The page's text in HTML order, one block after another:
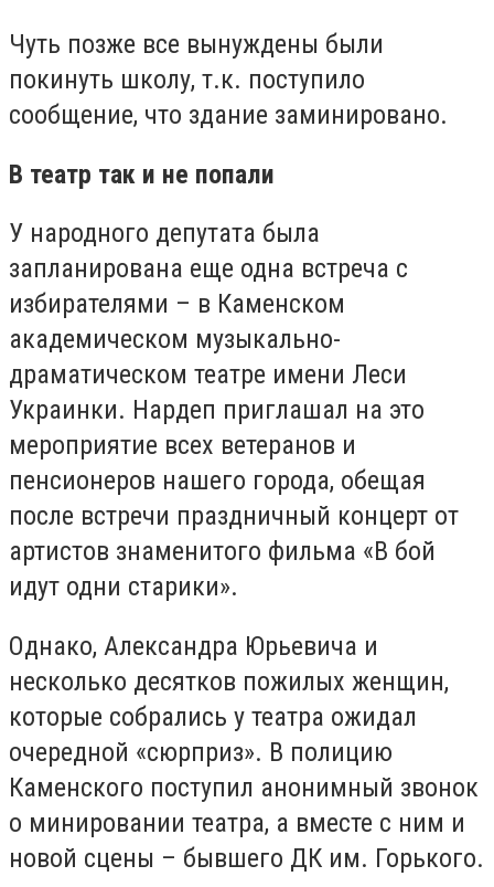
Чуть позже все вынуждены были
покинуть школу, т.к. поступило
сообщение, что здание заминировано.
В театр так и не попали
У народного депутата была
запланирована еще одна встреча с
избирателями – в Каменском
академическом музыкально-
драматическом театре имени Леси
Украинки. Нардеп приглашал на это
мероприятие всех ветеранов и
пенсионеров нашего города, обещая
после встречи праздничный концерт от
артистов знаменитого фильма «В бой
идут одни старики».
Однако, Александра Юрьевича и
несколько десятков пожилых женщин,
которые собрались у театра ожидал
очередной «сюрприз». В полицию
Каменского поступил анонимный звонок
о минировании театра, а вместе с ним и
новой сцены – бывшего ДК им. Горького.